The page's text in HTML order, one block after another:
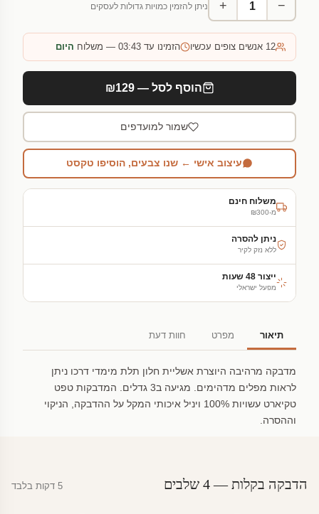
−
+ ניתן להזמין כמויות גדולות לעסקים
12 אנשים צופים עכשיו הזמינו עד 03:43 — משלוח היום
הוסף לסל — ₪129
שמור למועדפים
עיצוב אישי ← שנו צבעים, הוסיפו טקסט
משלוח חינם
מ-₪300
ניתן להסרה
ללא נזק לקיר
ייצור 48 שעות
מפעל ישראלי
תיאור מפרט חוות דעת
מדבקה מרהיבה היוצרת אשליית חלון תלת מימדי דרכו ניתן
לראות מפלים מדהימים. מגיעה ב3 גדלים. המדבקות טפט
טקיארט עשויות 100% ויניל איכותי המקל על ההדבקה, הניקוי
וההסרה.
הדבקה בקלות — 4 שלבים 5 דקות בלבד